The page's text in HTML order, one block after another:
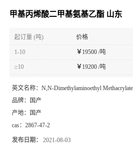
甲基丙烯酸二甲基氨基乙酯 山东
起订量 (吨) 价格
1-10 ￥19500 /吨
≥10 ￥19200 /吨
英文名称： N,N-Dimethylaminoethyl Methacrylate
品牌：
国产
产地：
国产
cas： 2867-47-2
发布日期： 2021-08-03